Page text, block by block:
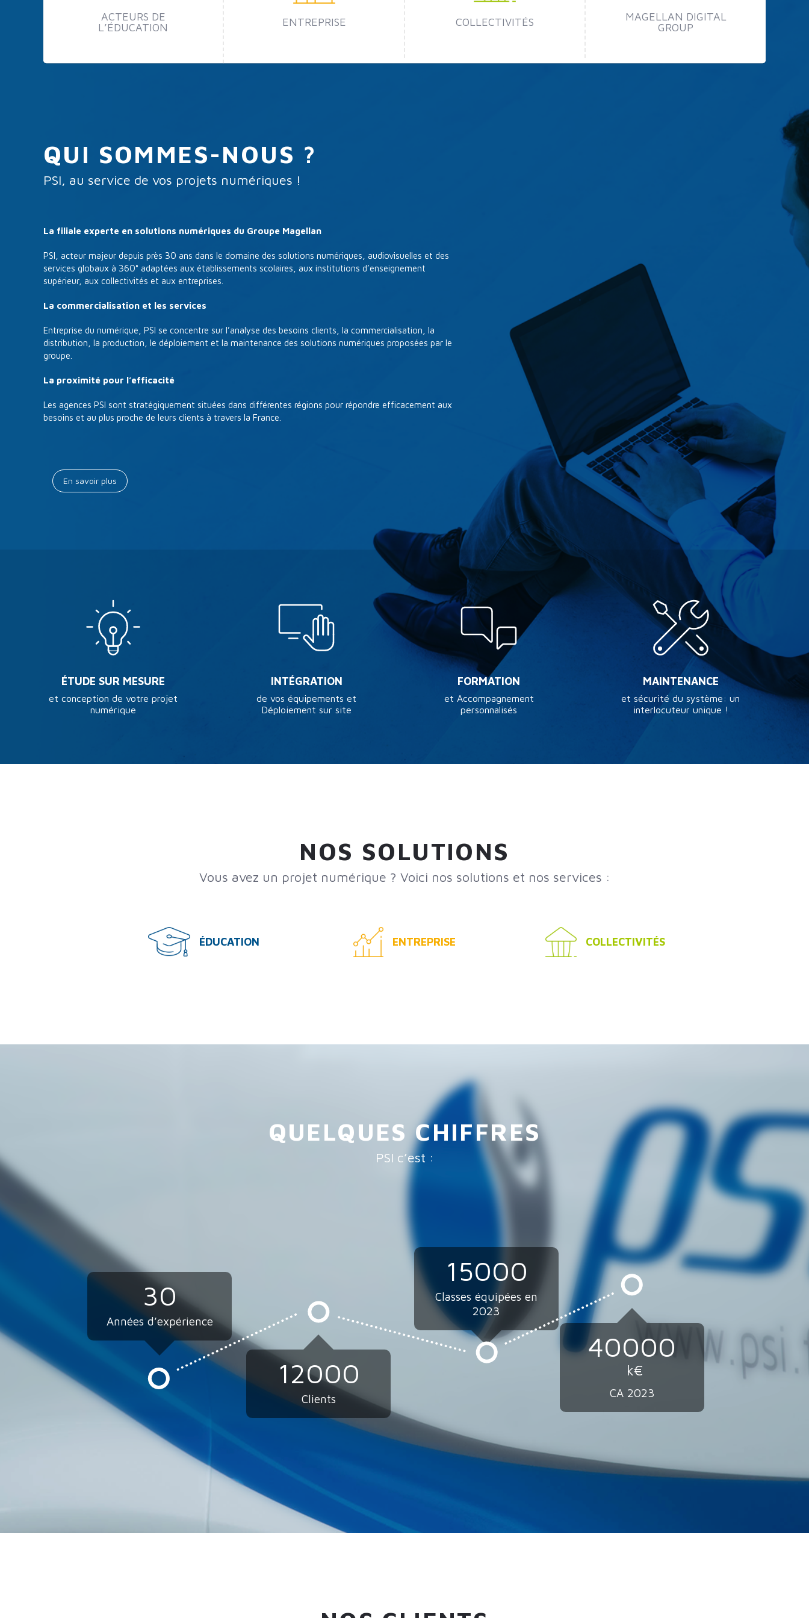
ACTEURS DE
L’ÉDUCATION
ENTREPRISE COLLECTIVITÉS
MAGELLAN DIGITAL
GROUP
QUI SOMMES-NOUS ?
PSI, au service de vos projets numériques !
La filiale experte en solutions numériques du Groupe Magellan
PSI, acteur majeur depuis près 30 ans dans le domaine des solutions numériques, audiovisuelles et des
services globaux à 360° adaptées aux établissements scolaires, aux institutions d’enseignement
supérieur, aux collectivités et aux entreprises.
La commercialisation et les services
Entreprise du numérique, PSI se concentre sur l’analyse des besoins clients, la commercialisation, la
distribution, la production, le déploiement et la maintenance des solutions numériques proposées par le
groupe.
La proximité pour l’efficacité
Les agences PSI sont stratégiquement situées dans différentes régions pour répondre efficacement aux
besoins et au plus proche de leurs clients à travers la France.
En savoir plus
ÉTUDE SUR MESURE
et conception de votre projet
numérique
INTÉGRATION
de vos équipements et
Déploiement sur site
FORMATION
et Accompagnement
personnalisés
MAINTENANCE
et sécurité du système: un
interlocuteur unique !
NOS SOLUTIONS
Vous avez un projet numérique ? Voici nos solutions et nos services :
ÉDUCATION ENTREPRISE COLLECTIVITÉS
QUELQUES CHIFFRES
PSI c’est :
30
Années d’expérience
12000
Clients
15000
Classes équipées en
2023
40000
k€
CA 2023